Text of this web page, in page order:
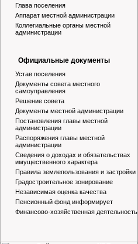
Глава поселения
Аппарат местной администрации
Коллегиальные органы местной
администрации
Официальные документы
Устав поселения
Документы совета местного
самоуправления
Решение совета
Документы местной администрации
Постановления главы местной
администрации
Распоряжения главы местной
администрации
Сведения о доходах и обязательствах
имущественного характера
Правила землепользования и застройки
Градостроительное зонирование
Независимая оценка качества
Пенсионный фонд информирует
Финансово-хозяйственная деятельность